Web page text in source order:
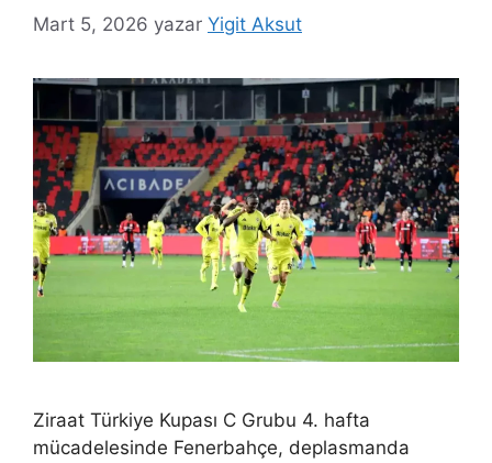
Mart 5, 2026 yazar Yigit Aksut
Ziraat Türkiye Kupası C Grubu 4. hafta
mücadelesinde Fenerbahçe, deplasmanda